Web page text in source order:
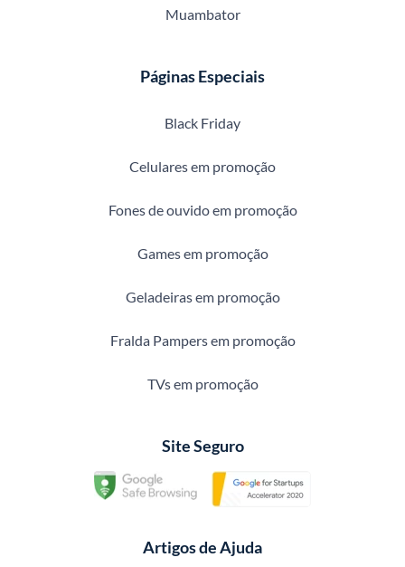
Muambator
Páginas Especiais
Black Friday
Celulares em promoção
Fones de ouvido em promoção
Games em promoção
Geladeiras em promoção
Fralda Pampers em promoção
TVs em promoção
Site Seguro
Artigos de Ajuda